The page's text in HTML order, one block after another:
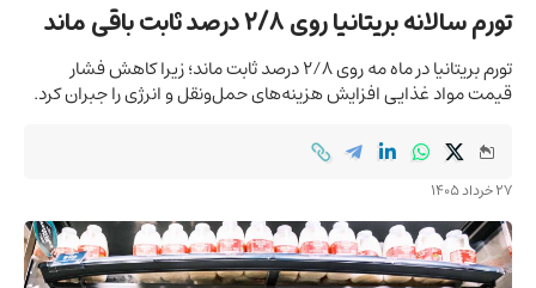
تورم سالانه بریتانیا روی ۲/۸ درصد ثابت باقی ماند
تورم بریتانیا در ماه مه روی ۲/۸ درصد ثابت ماند؛ زیرا کاهش فشار
قیمت مواد غذایی افزایش هزینه‌های حمل‌ونقل و انرژی را جبران کرد.
27 خرداد 1405